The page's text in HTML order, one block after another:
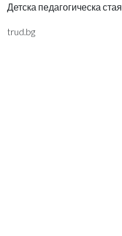
Детска педагогическа стая.
trud.bg